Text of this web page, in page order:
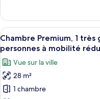
1
très
grand
lit,
accessible
aux
personnes
à
le
type
de
chambre
Chambre
Standard,
très
grand
Afficher
toutes
les
photos
pour
ce
9
Chambre Premium, 1
personnes à mobilité
Vue sur la ville
28 m²
1 chambre